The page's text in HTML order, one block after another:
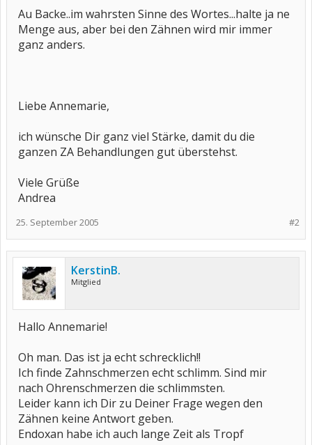
Au Backe..im wahrsten Sinne des Wortes...halte ja ne
Menge aus, aber bei den Zähnen wird mir immer
ganz anders.
Liebe Annemarie,
ich wünsche Dir ganz viel Stärke, damit du die
ganzen ZA Behandlungen gut überstehst.
Viele Grüße
Andrea
#2
25. September 2005
KerstinB.
Mitglied
Hallo Annemarie!
Oh man. Das ist ja echt schrecklich!!
Ich finde Zahnschmerzen echt schlimm. Sind mir
nach Ohrenschmerzen die schlimmsten.
Leider kann ich Dir zu Deiner Frage wegen den
Zähnen keine Antwort geben.
Endoxan habe ich auch lange Zeit als Tropf